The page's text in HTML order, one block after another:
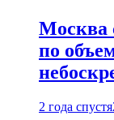
Москва
по
2 года спустя